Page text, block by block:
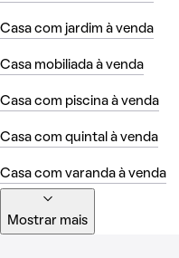
Casa com jardim à venda
Casa mobiliada à venda
Casa com piscina à venda
Casa com quintal à venda
Casa com varanda à venda
Mostrar mais